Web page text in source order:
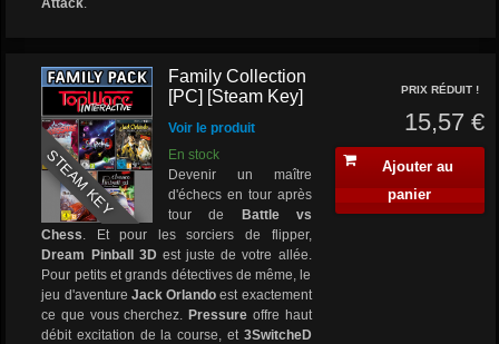
Attack.
STEAM KEY
Family Collection
[PC] [Steam Key]
Voir le produit
En stock
Devenir un maître
d'échecs en tour après
tour de
Battle vs
Chess. Et pour les sorciers de flipper,
Dream Pinball 3D est juste de votre allée.
Pour petits et grands détectives de même, le
jeu d'aventure Jack Orlando est exactement
ce que vous cherchez. Pressure offre haut
débit excitation de la course, et 3SwitcheD
PRIX RÉDUIT !
15,57 €
Ajouter au
panier